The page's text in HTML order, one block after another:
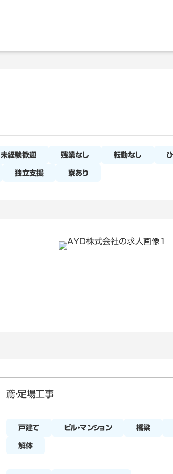
未経験歓迎 残業なし 転勤なし
独立支援 寮あり
鳶・足場工事
戸建て ビル・マンション 橋梁
解体